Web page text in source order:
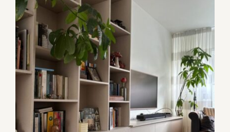
TV-meubel met openhaard!
TV-meubels